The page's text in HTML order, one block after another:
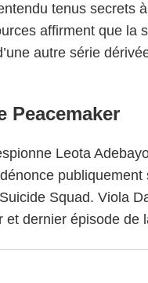
tenus secrets
affirment que la
autre série
Peacemaker
Leota
Squad. Viola
dernier épisode de